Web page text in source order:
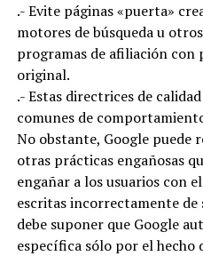
.- Evite páginas «puerta»
motores de búsqueda u
programas de afiliación con
original.
.- Estas directrices de
comunes de
No obstante, Google puede
otras prácticas engañosas
engañar a los usuarios con
escritas incorrectamente de
debe suponer que Google
específica sólo por el hecho